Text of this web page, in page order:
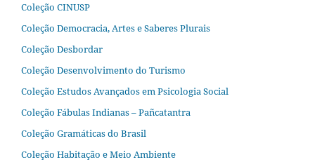
Coleção CINUSP
Coleção Democracia, Artes e Saberes Plurais
Coleção Desbordar
Coleção Desenvolvimento do Turismo
Coleção Estudos Avançados em Psicologia Social
Coleção Fábulas Indianas – Pañcatantra
Coleção Gramáticas do Brasil
Coleção Habitação e Meio Ambiente